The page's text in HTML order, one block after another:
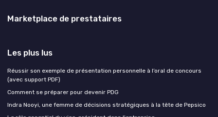
Marketplace de prestataires
Les plus lus
Réussir son exemple de présentation personnelle à l’oral de concours
(avec support PDF)
Comment se préparer pour devenir PDG
Indra Nooyi, une femme de décisions stratégiques à la tête de Pepsico